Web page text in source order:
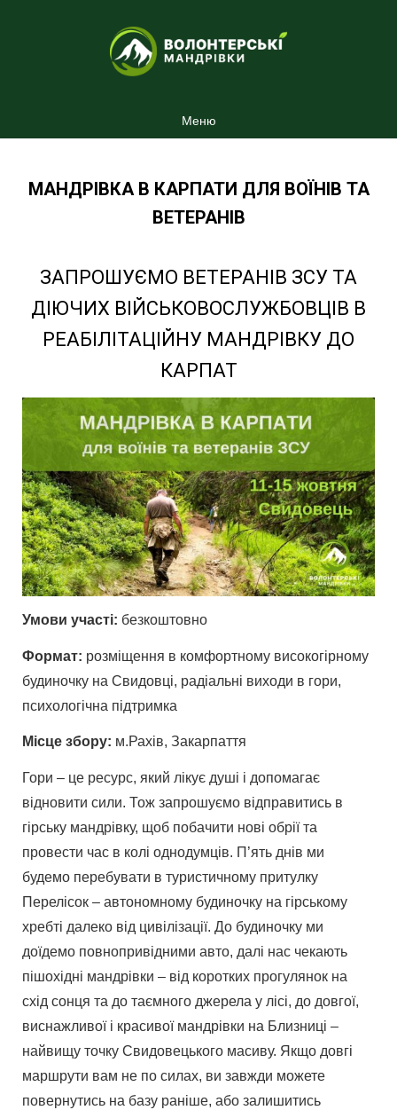
Меню
МАНДРІВКА В КАРПАТИ ДЛЯ ВОЇНІВ ТА
ВЕТЕРАНІВ
ЗАПРОШУЄМО ВЕТЕРАНІВ ЗСУ ТА
ДІЮЧИХ ВІЙСЬКОВОСЛУЖБОВЦІВ В
РЕАБІЛІТАЦІЙНУ МАНДРІВКУ ДО
КАРПАТ
Умови участі: безкоштовно
Формат: розміщення в комфортному високогірному
будиночку на Свидовці, радіальні виходи в гори,
психологічна підтримка
Місце збору: м.Рахів, Закарпаття
Гори – це ресурс, який лікує душі і допомагає
відновити сили. Тож запрошуємо відправитись в
гірську мандрівку, щоб побачити нові обрії та
провести час в колі однодумців. П’ять днів ми
будемо перебувати в туристичному притулку
Перелісок – автономному будиночку на гірському
хребті далеко від цивілізації. До будиночку ми
доїдемо повнопривідними авто, далі нас чекають
пішохідні мандрівки – від коротких прогулянок на
схід сонця та до таємного джерела у лісі, до довгої,
виснажливої і красивої мандрівки на Близниці –
найвищу точку Свидовецького масиву. Якщо довгі
маршрути вам не по силах, ви завжди можете
повернутись на базу раніше, або залишитись